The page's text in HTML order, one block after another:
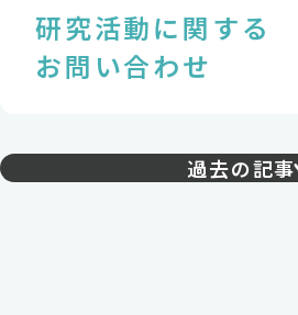
研究活動に関する
お問い合わせ
過去の記事